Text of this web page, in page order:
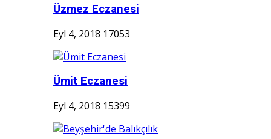
Üzmez Eczanesi
Eyl 4, 2018 17053
Ümit Eczanesi
Eyl 4, 2018 15399